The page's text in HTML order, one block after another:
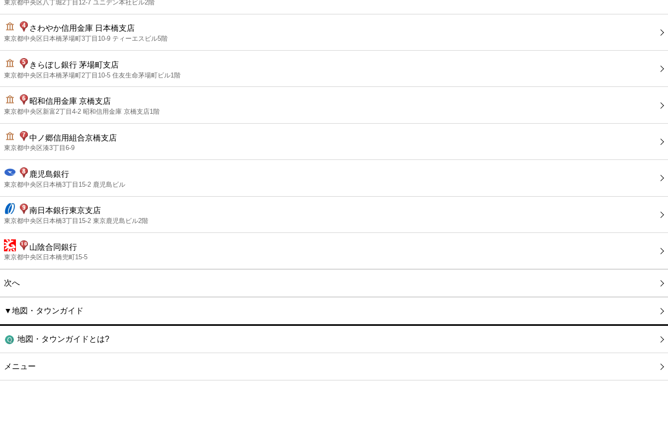
東京都中央区八丁堀2丁目12-7 ユニデン本社ビル2階
さわやか信用金庫 日本橋支店
東京都中央区日本橋茅場町3丁目10-9 ティーエスビル5階
きらぼし銀行 茅場町支店
東京都中央区日本橋茅場町2丁目10-5 住友生命茅場町ビル1階
昭和信用金庫 京橋支店
東京都中央区新富2丁目4-2 昭和信用金庫 京橋支店1階
中ノ郷信用組合京橋支店
東京都中央区湊3丁目6-9
鹿児島銀行
東京都中央区日本橋3丁目15-2 鹿児島ビル
南日本銀行東京支店
東京都中央区日本橋3丁目15-2 東京鹿児島ビル2階
山陰合同銀行
東京都中央区日本橋兜町15-5
次へ
▼地図・タウンガイド
地図・タウンガイドとは?
メニュー